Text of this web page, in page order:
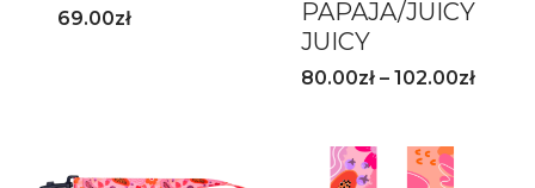
69.00zł
PAPAJA/JUICY
JUICY
80.00zł – 102.00zł